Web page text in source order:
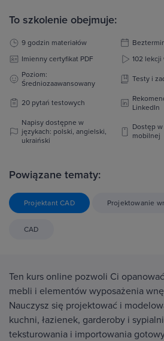
To szkolenie obejmuje:
9 godzin materiałów
Imienny certyfikat PDF
102 lekcji
Poziom:
Średniozaawansowany
Testy i
20 pytań testowych
LinkedIn
Napisy dostępne w
językach: polski, angielski,
ukraiński
Dostęp
mobilnej
Powiązane tematy:
Projektant CAD Projektowanie
CAD
Ten kurs online pozwoli Ci
mebli i elementów wyposażenia
Nauczysz się projektować i
kuchni, łazienek, garderoby i
teksturowania i importowania